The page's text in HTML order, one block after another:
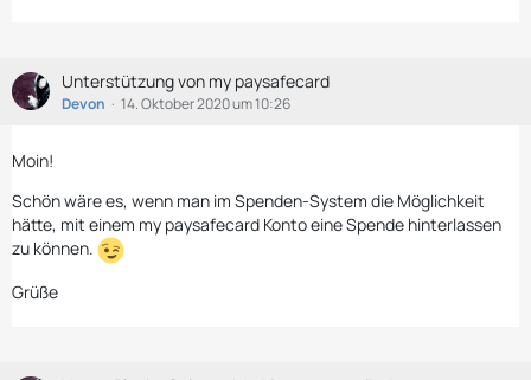
Unterstützung von my paysafecard
Devon 14. Oktober 2020 um 10:26
Moin!
Schön wäre es, wenn man im Spenden-System die Möglichkeit
hätte, mit einem my paysafecard Konto eine Spende hinterlassen
zu können.
Grüße